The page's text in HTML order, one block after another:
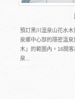
預訂黑川溫泉山花水
泉鄉中心部的隱密溫
木」的範圍內。16間
泉...